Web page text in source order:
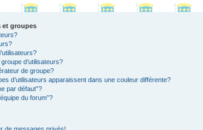
et groupes
d’utilisateurs?
de groupe?
d’utilisateurs apparaissent dans une couleur différente?
par défaut”?
du forum”?
de messages privés!